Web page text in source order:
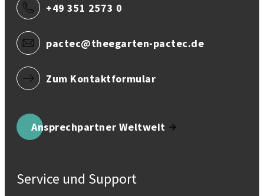
+49 351 2573 0
pactec@theegarten-pactec.de
Zum Kontaktformular
Ansprechpartner Weltweit
Service und Support